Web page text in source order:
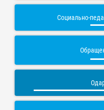
Социально-